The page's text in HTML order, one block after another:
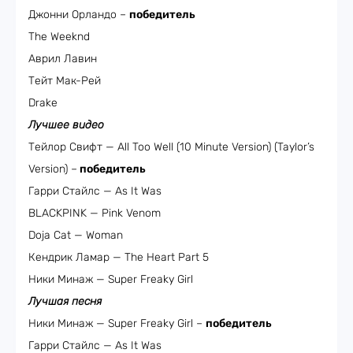
Джонни Орландо – победитель
The Weeknd
Аврил Лавин
Тейт Мак-Рей
Drake
Лучшее видео
Тейлор Свифт — All Too Well (10 Minute Version) (Taylor’s
Version) – победитель
Гарри Стайлс — As It Was
BLACKPINK — Pink Venom
Doja Cat — Woman
Кендрик Ламар — The Heart Part 5
Ники Минаж — Super Freaky Girl
Лучшая песня
Ники Минаж — Super Freaky Girl – победитель
Гарри Стайлс — As It Was